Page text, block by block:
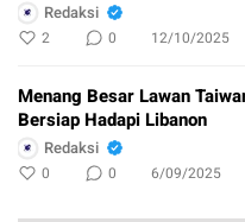
Redaksi
2 0 12/10/2025
Menang Besar Lawan
Bersiap Hadapi Libanon
Redaksi
0 0 6/09/2025